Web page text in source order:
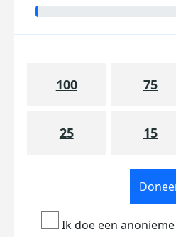
100 75
25 15
Ik doe een